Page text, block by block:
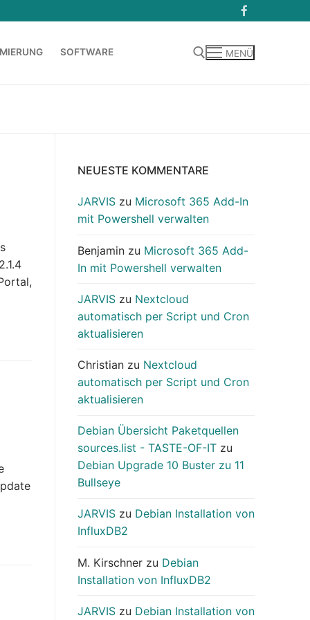
SOFTWARE MENÜ
NEUESTE KOMMENTARE
JARVIS zu Microsoft 365 Add-In
mit Powershell verwalten
Benjamin zu Microsoft 365 Add-
In mit Powershell verwalten
JARVIS zu Nextcloud
automatisch per Script und Cron
aktualisieren
Christian zu Nextcloud
automatisch per Script und Cron
aktualisieren
Debian Übersicht Paketquellen
sources.list - TASTE-OF-IT zu
Debian Upgrade 10 Buster zu 11
Bullseye
JARVIS zu Debian Installation von
InfluxDB2
M. Kirschner zu Debian
Installation von InfluxDB2
JARVIS zu Debian Installation von